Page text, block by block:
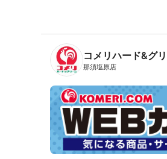
B
n
T
コメリハード&グ
那須塩原店